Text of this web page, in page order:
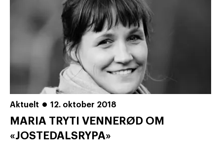
Aktuelt 12. oktober 2018
MARIA TRYTI VENNERØD OM
«JOSTEDALSRYPA»